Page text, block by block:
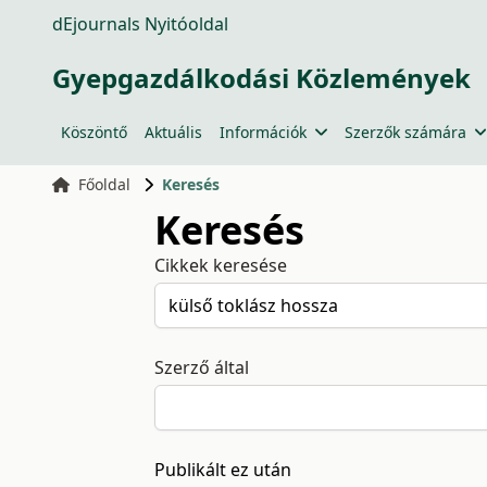
dEjournals Nyitóoldal
Gyepgazdálkodási Közlemények
Köszöntő Aktuális Információk Szerzők számára
Főoldal Keresés
Keresés
Cikkek keresése
Szerző által
Publikált ez után